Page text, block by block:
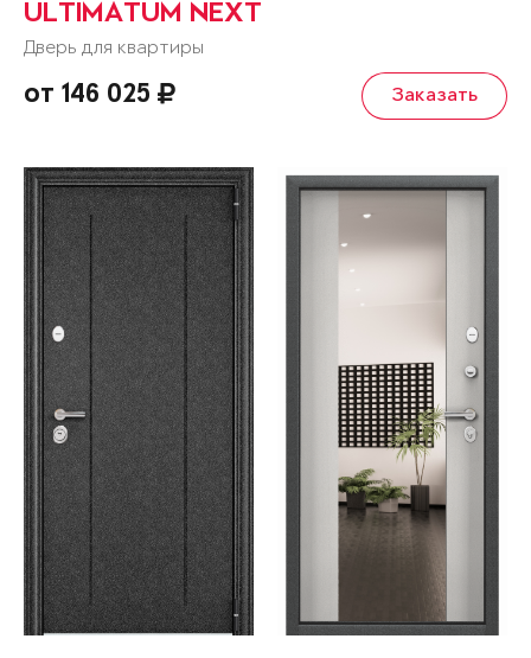
ULTIMATUM NEXT
Дверь для квартиры
от 146 025 Заказать